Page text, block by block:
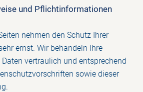
und Pflicht­informationen
nehmen den Schutz Ihrer
ernst. Wir behandeln Ihre
vertraulich und entsprechend
sowie dieser